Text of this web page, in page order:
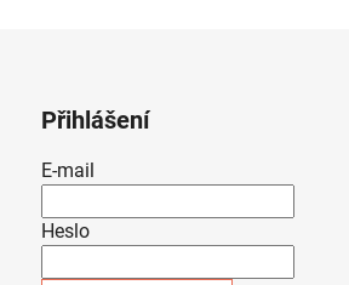
Přihlášení
E-mail
Heslo